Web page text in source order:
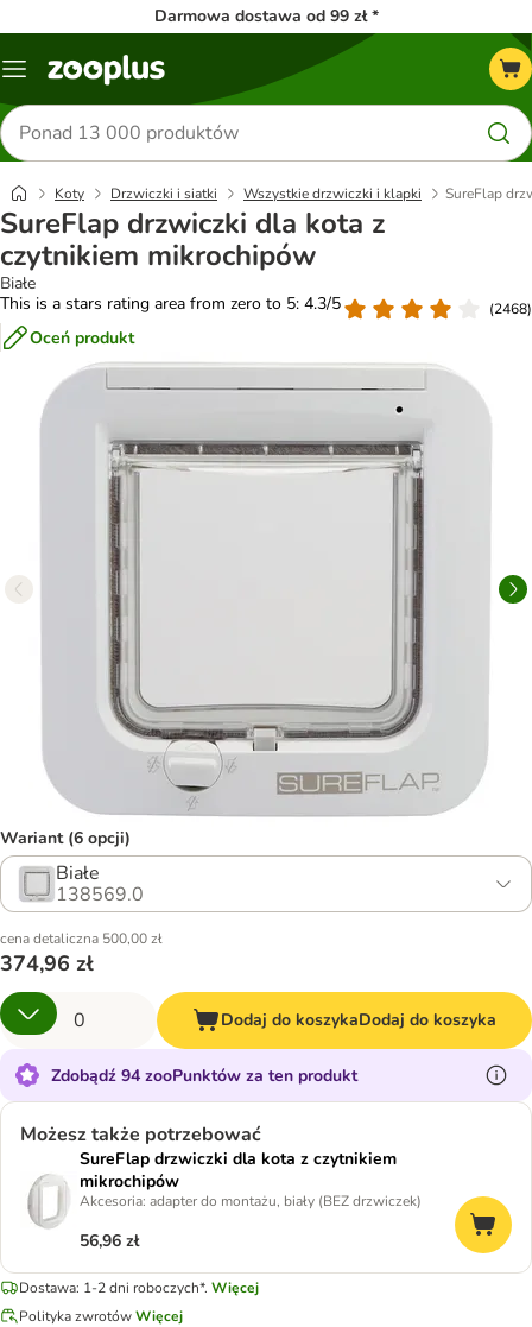
Darmowa dostawa od 99 zł *
Menu
Szukaj
produktów
Koty Drzwiczki i siatki Wszystkie drzwiczki i klapki SureFlap
SureFlap drzwiczki dla kota z
czytnikiem mikrochipów
Białe
This is a stars rating area from zero to 5: 4.3/5
(2468)
Oceń produkt
Wariant (6 opcji)
Białe
138569.0
cena detaliczna 500,00 zł
374,96 zł
Dodaj do koszykaDodaj do koszyka
Zdobądź 94 zooPunktów za ten produkt
Możesz także potrzebować
SureFlap drzwiczki dla kota z czytnikiem
mikrochipów
Akcesoria: adapter do montażu, biały (BEZ drzwiczek)
56,96 zł
Dostawa: 1-2 dni roboczych*. Więcej
Polityka zwrotówWięcej